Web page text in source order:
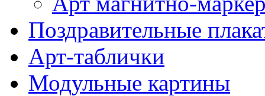
Поздравительные
Арт-таблички
Модульные картины